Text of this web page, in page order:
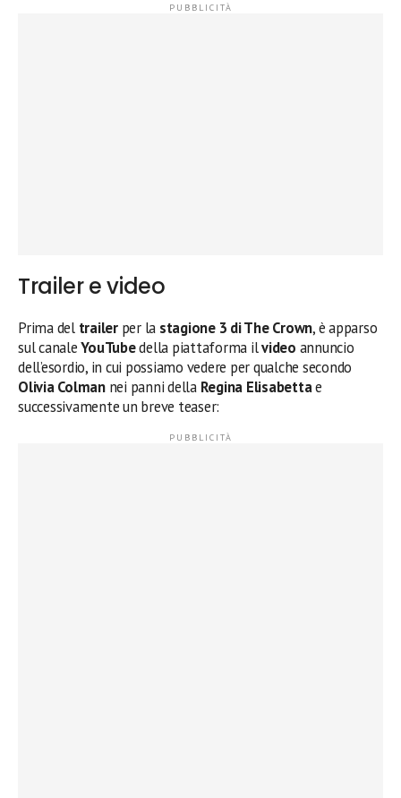
Trailer e video
Prima del trailer per la stagione 3 di The Crown, è apparso
sul canaleYouTubedella piattaforma ilvideo annuncio
dell’esordio, in cui possiamo vedere per qualche secondo
Olivia Colmannei panni della Regina Elisabettae
successivamente un breve teaser: